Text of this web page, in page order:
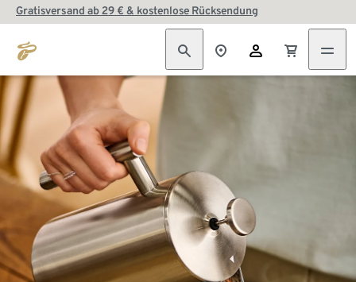
Gratisversand ab 29 € & kostenlose Rücksendung